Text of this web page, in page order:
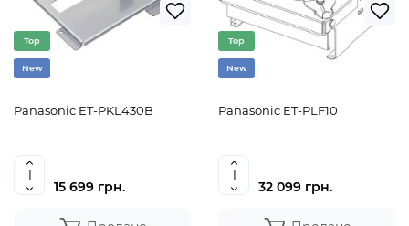
Top
New
Panasonic ET-PKL430B
15 699 грн.
Top
New
Panasonic ET-PLF10
32 099 грн.